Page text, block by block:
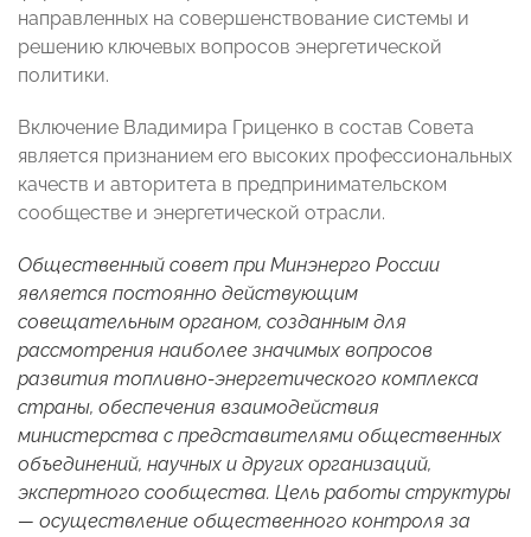
направленных на совершенствование системы и
решению ключевых вопросов энергетической
политики.
Включение Владимира Гриценко в состав Совета
является признанием его высоких профессиональных
качеств и авторитета в предпринимательском
сообществе и энергетической отрасли.
Общественный совет при Минэнерго России
является постоянно действующим
совещательным органом, созданным для
рассмотрения наиболее значимых вопросов
развития топливно-энергетического комплекса
страны, обеспечения взаимодействия
министерства с представителями общественных
объединений, научных и других организаций,
экспертного сообщества. Цель работы структуры
— осуществление общественного контроля за